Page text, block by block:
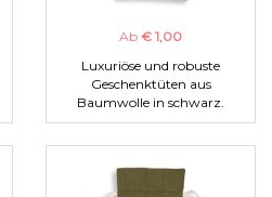
Ab € 1,00
Luxuriöse und robuste
Geschenktüten aus
Baumwolle in schwarz.